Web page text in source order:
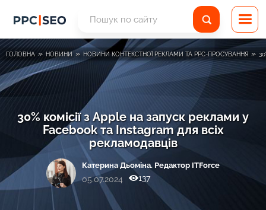
ГОЛОВНА » НОВИНИ » НОВИНИ КОНТЕКСТНОЇ РЕКЛАМИ ТА PPC-ПРОСУВАННЯ »
30% комісії з Apple на запуск реклами у
Facebook та Instagram для всіх
рекламодавців
Катерина Дьоміна. Редактор ITForce
05.07.2024 137